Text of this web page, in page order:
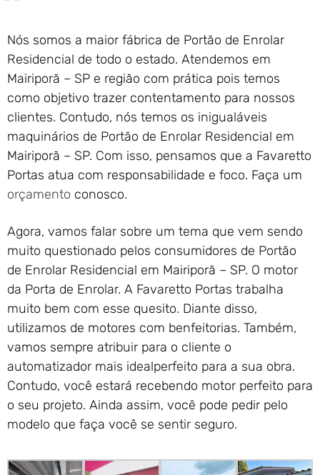
Enrolar em Nova Friburgo –
RJ
Nós somos a maior fábrica de Portão de Enrolar
Residencial de todo o estado. Atendemos em
Mairiporã – SP e região com prática pois temos
como objetivo trazer contentamento para nossos
clientes. Contudo, nós temos os inigualáveis
maquinários de Portão de Enrolar Residencial em
Mairiporã – SP. Com isso, pensamos que a Favaretto
Portas atua com responsabilidade e foco. Faça um
orçamento conosco.
Agora, vamos falar sobre um tema que vem sendo
muito questionado pelos consumidores de Portão
de Enrolar Residencial em Mairiporã – SP. O motor
da Porta de Enrolar. A Favaretto Portas trabalha
muito bem com esse quesito. Diante disso,
utilizamos de motores com benfeitorias. Também,
vamos sempre atribuir para o cliente o
automatizador mais idealperfeito para a sua obra.
Contudo, você estará recebendo motor perfeito para
o seu projeto. Ainda assim, você pode pedir pelo
modelo que faça você se sentir seguro.